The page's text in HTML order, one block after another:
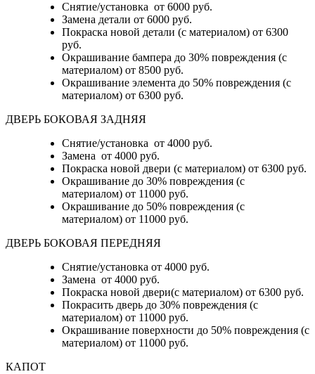
Снятие/установка от 6000 руб.
Замена детали от 6000 руб.
Покраска новой детали (с материалом) от 6300
руб.
Окрашивание бампера до 30% повреждения (с
материалом) от 8500 руб.
Окрашивание элемента до 50% повреждения (с
материалом) от 6300 руб.
ДВЕРЬ БОКОВАЯ ЗАДНЯЯ
Снятие/установка от 4000 руб.
Замена от 4000 руб.
Покраска новой двери (с материалом) от 6300 руб.
Окрашивание до 30% повреждения (с
материалом) от 11000 руб.
Окрашивание до 50% повреждения (с
материалом) от 11000 руб.
ДВЕРЬ БОКОВАЯ ПЕРЕДНЯЯ
Снятие/установка от 4000 руб.
Замена от 4000 руб.
Покраска новой двери(с материалом) от 6300 руб.
Покрасить дверь до 30% повреждения (с
материалом) от 11000 руб.
Окрашивание поверхности до 50% повреждения (с
материалом) от 11000 руб.
КАПОТ